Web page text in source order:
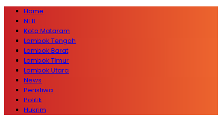
Home
NTB
Kota Mataram
Lombok Tengah
Lombok Barat
Lombok Timur
Lombok Utara
News
Peristiwa
Politik
Hukrim